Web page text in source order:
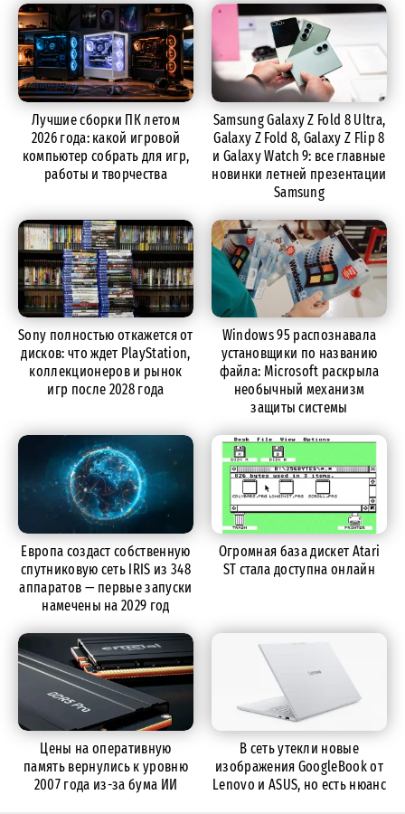
Лучшие сборки ПК летом
2026 года: какой игровой
компьютер собрать для игр,
работы и творчества
Samsung Galaxy Z Fold 8 Ultra,
Galaxy Z Fold 8, Galaxy Z Flip 8
и Galaxy Watch 9: все главные
новинки летней презентации
Samsung
Sony полностью откажется от
дисков: что ждет PlayStation,
коллекционеров и рынок
игр после 2028 года
Windows 95 распознавала
установщики по названию
файла: Microsoft раскрыла
необычный механизм
защиты системы
Европа создаст собственную
спутниковую сеть IRIS из 348
аппаратов — первые запуски
намечены на 2029 год
Огромная база дискет Atari
ST стала доступна онлайн
Цены на оперативную
память вернулись к уровню
2007 года из-за бума ИИ
В сеть утекли новые
изображения GoogleBook от
Lenovo и ASUS, но есть нюанс